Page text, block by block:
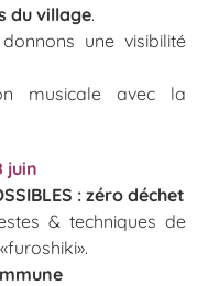
du village.
une visibilité
musicale avec la
juin
: zéro déchet
& techniques de